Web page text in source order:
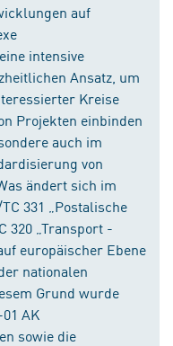
auf
intensive
Ansatz, um
Kreise
Projekten einbinden
auch im
von
ändert sich im
331 „Postalische
320 „Transport -
europäischer Ebene
nationalen
Grund wurde
AK
sowie die